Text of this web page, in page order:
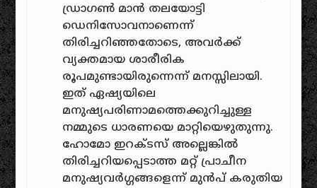
ഡ്രാഗൺ മാൻ തലയോട്ടി
ഡെനിസോവനാണെന്ന്
തിരിച്ചറിഞ്ഞതോടെ, അവർക്ക്
വ്യക്തമായ ശാരീരിക
രൂപമുണ്ടായിരുന്നെന്ന് മനസ്സിലായി.
ഇത് ഏഷ്യയിലെ
മനുഷ്യപരിണാമത്തെക്കുറിച്ചുള്ള
നമ്മുടെ ധാരണയെ മാറ്റിയെഴുതുന്നു.
ഹോമോ ഇറക്ടസ് അല്ലെങ്കിൽ
തിരിച്ചറിയപ്പെടാത്ത മറ്റ് പ്രാചീന
മനുഷ്യവർഗ്ഗങ്ങളെന്ന് മുൻപ് കരുതിയ